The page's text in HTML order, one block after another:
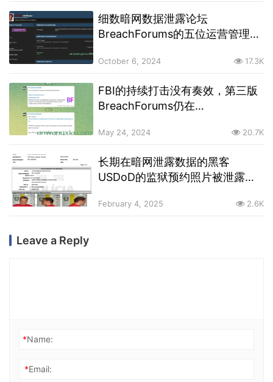
细数暗网数据泄露论坛
BreachForums的五位运营管理员
October 6, 2024 17.3K
FBI的持续打击没有奏效，第三版
BreachForums仍在
强势回归
May 24, 2024 20.7K
长期在暗网泄露数据的黑客
USDoD的监狱预约照片被泄露，
February 4, 2025 2.6K
Leave a Reply
*Name:
*Email: